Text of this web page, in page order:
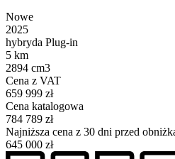
Nowe
2025
hybryda Plug-in
5 km
2894 cm3
Cena z VAT
659 999 zł
Cena katalogowa
784 789 zł
Najniższa cena z 30 dni przed
645 000 zł